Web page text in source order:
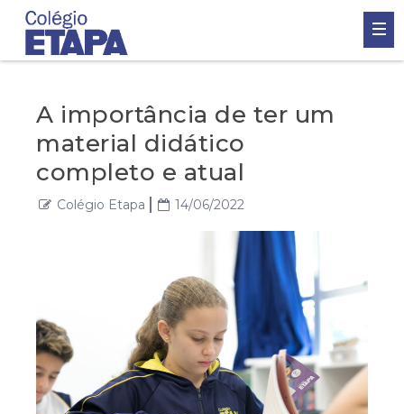
A importância de ter um
material didático
completo e atual
Colégio Etapa 14/06/2022